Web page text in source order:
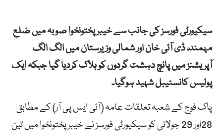
سیکیورٹی فورسز کی جانب سے خیبرپختونخوا صوبہ میں ضلع
مہمند، ڈی آئی خان اور شمالی وزیرستان میں الگ الگ
آپریشنز میں پانچ دہشت گردوں کو ہلاک کردیا گیا جبکہ ایک
پولیس کانسٹیبل شہید ہوگیا۔
پاک فوج کے شعبہ تعلقات عامہ (آئی ایس پی آر) کے مطابق
28اور 29 جولائی کو سیکیورٹی فورسز نے خیبرپختونخوا میں تین